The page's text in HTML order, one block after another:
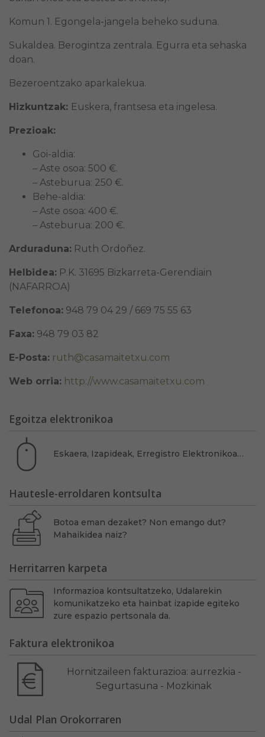
Komun 1. Egongela-jangela beheko suduna.
Sukaldea. Berogintza zentrala. Egurra eta sehaska
doan.
Bezeroentzako aparkalekua.
Hizkuntzak: Euskera, frantsesa eta ingelesa.
Prezioak:
Goi-aldia:
– Aste osoa: 500 €.
– Asteburua: 250 €.
Behe-aldia:
– Aste osoa: 400 €.
– Asteburua: 200 €.
Arduraduna: Ruth Ordoñez.
Helbidea: P.K. 31695 Bizkarreta-Gerendiain
(NAFARROA)
Telefonoa: 948 79 04 29 / 669 75 55 63
Faxa: 948 79 03 82
E-Posta: ruth@casamaitetxu.com
Web orria: http://www.casamaitetxu.com
Egoitza elektronikoa
Eskaera, Izapideak, Erregistro Elektronikoa…
Hautesle-erroldaren kontsulta
Botoa eman dezaket? Non emango dut?
Mahaikidea naiz?
Herritarren karpeta
Informazioa kontsultatzeko, Udalarekin
komunikatzeko eta hainbat izapide egiteko
zure espazio pertsonala da.
Faktura elektronikoa
Hornitzaileen fakturazioa: aurrezkia -
Segurtasuna - Mozkinak
Udal Plan Orokorraren